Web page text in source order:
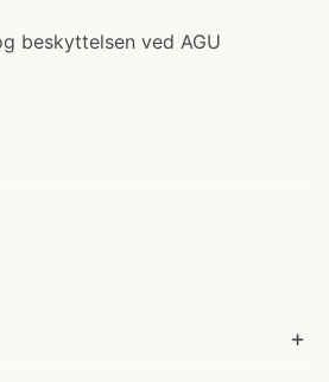
beskyttelsen ved AGU